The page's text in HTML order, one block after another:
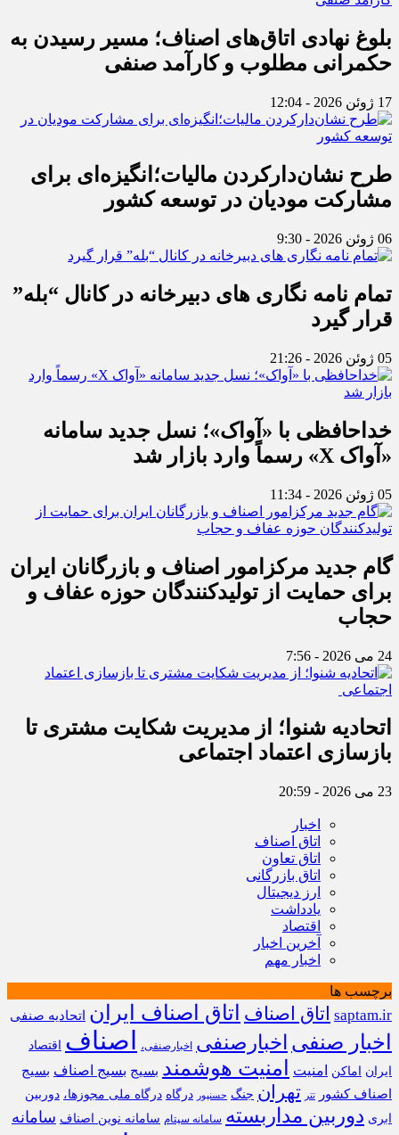
بلوغ نهادی اتاق‌های اصناف؛ مسیر رسیدن به
حکمرانی مطلوب و کارآمد صنفی
17 ژوئن 2026 - 12:04
طرح نشان‌دارکردن مالیات؛انگیزه‌ای برای
مشارکت مودیان در توسعه کشور
06 ژوئن 2026 - 9:30
تمام نامه نگاری های دبیرخانه در کانال “بله”
قرار گیرد
05 ژوئن 2026 - 21:26
خداحافظی با «آواک»؛ نسل جدید سامانه
«آواک X» رسماً وارد بازار شد
05 ژوئن 2026 - 11:34
گام جدید مرکزامور اصناف و بازرگانان ایران
برای حمایت از تولیدکنندگان حوزه عفاف و
حجاب
24 می 2026 - 7:56
اتحادیه شنوا؛ از مدیریت شکایت مشتری تا
بازسازی اعتماد اجتماعی ‌
23 می 2026 - 20:59
اخبار
اتاق اصناف
اتاق تعاون
اتاق بازرگانی
ارز دیجیتال
یادداشت
اقتصاد
آخرین اخبار
اخبار مهم
برچسب ها
saptam.ir اتاق اصناف اتاق اصناف ایران اتحادیه صنفی
اخبار صنفی اخبارصنفی اخبارصنفی، اصناف
اقتصاد
ایران
اماکن امنیت امنیت هوشمند بسیج بسیج اصناف بسیج
اصناف کشور
تتر تهران جنگ حسنپور درگاه درگاه ملی مجوزها، دوربین
ابری دوربین مداربسته سامانه سپتام سامانه نوین اصناف سامانه